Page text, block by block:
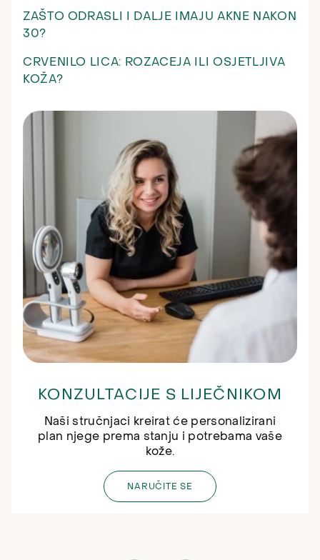
ZAŠTO ODRASLI I DALJE IMAJU AKNE NAKON
30?
CRVENILO LICA: ROZACEJA ILI OSJETLJIVA
KOŽA?
KONZULTACIJE S LIJEČNIKOM
Naši stručnjaci kreirat će personalizirani
plan njege prema stanju i potrebama vaše
kože.
NARUČITE SE